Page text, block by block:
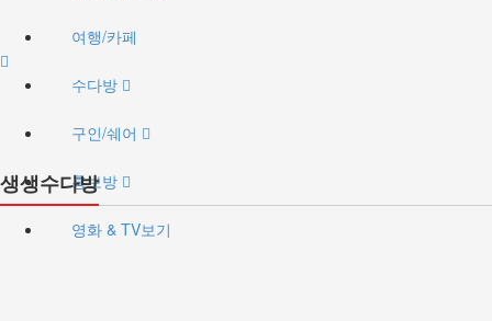
여행/카페
수다방
구인/쉐어
홍보방
영화 & TV보기
생생수다방